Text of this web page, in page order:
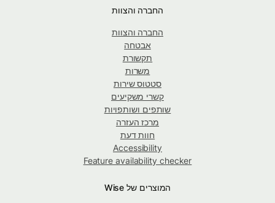
החברה והצוות
החברה והצוות
אבטחה
תקשורת
משרות
סטטוס שירות
קשרי משקיעים
שותפים ושותפויות
מרכז העזרה
חוות דעת
Accessibility
Feature availability checker
המוצרים של Wise